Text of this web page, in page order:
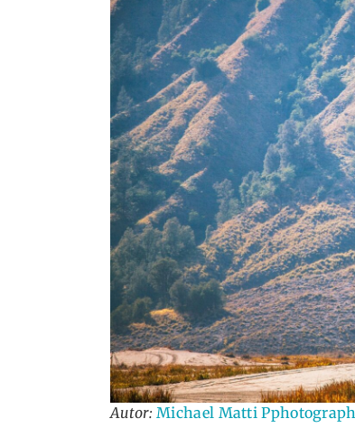
Autor: Michael Matti